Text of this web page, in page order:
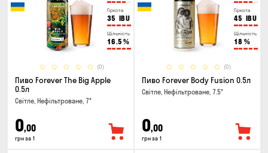
Гіркота
35 IBU
Щільність
16.5 %
(0)
Пиво Forever The Big Apple
0.5л
Світле, Нефільтроване, 7°
0,00
грн за 1
Гіркота
45 IBU
Щільність
18 %
(0)
Пиво Forever Body Fusion 0.5л
Світле, Нефільтроване, 7.5°
0,00
грн за 1